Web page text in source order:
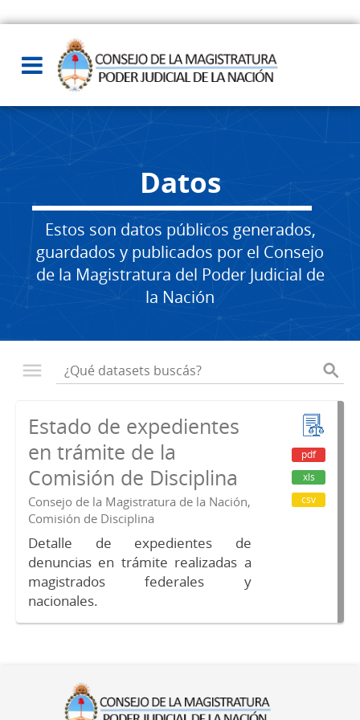
Datos
Estos son datos públicos generados,
guardados y publicados por el Consejo
de la Magistratura del Poder Judicial de
la Nación
Estado de expedientes
en trámite de la
Comisión de Disciplina
Consejo de la Magistratura de la Nación,
Comisión de Disciplina
Detalle de expedientes de
denuncias en trámite realizadas a
magistrados federales y
nacionales.
pdf
xls
csv